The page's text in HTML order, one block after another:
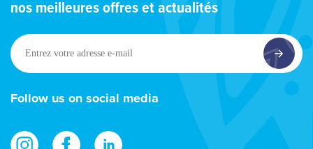
nos meilleures offres et actualités
Entrez
votre
adresse
e-
Follow us on social media